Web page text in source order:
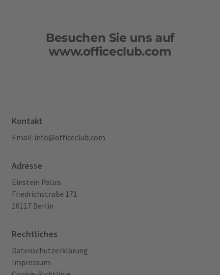
Besuchen Sie uns auf
www.officeclub.com
Kontakt
Email: info@officeclub.com
Adresse
Einstein Palais
Friedrichstraße 171
10117 Berlin
Rechtliches
Datenschutzerklärung
Impressum